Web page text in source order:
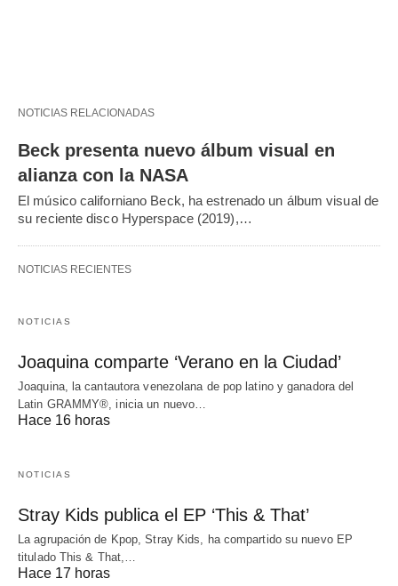
NOTICIAS RELACIONADAS
Beck presenta nuevo álbum visual en
alianza con la NASA
El músico californiano Beck, ha estrenado un álbum visual de
su reciente disco Hyperspace (2019),…
NOTICIAS RECIENTES
NOTICIAS
Joaquina comparte ‘Verano en la Ciudad’
Joaquina, la cantautora venezolana de pop latino y ganadora del
Latin GRAMMY®, inicia un nuevo…
Hace 16 horas
NOTICIAS
Stray Kids publica el EP ‘This & That’
La agrupación de Kpop, Stray Kids, ha compartido su nuevo EP
titulado This & That,…
Hace 17 horas